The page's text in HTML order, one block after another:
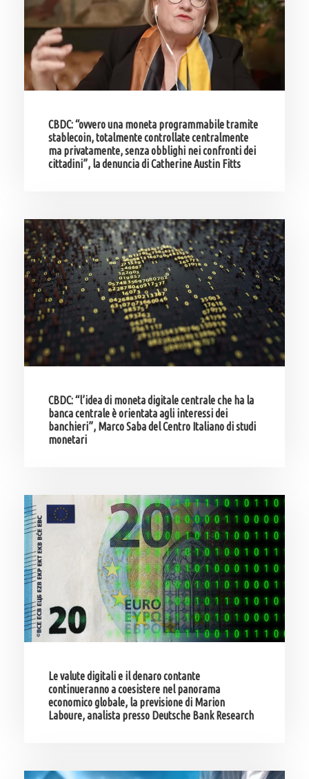
CBDC: “ovvero una moneta programmabile tramite
stablecoin, totalmente controllate centralmente
ma privatamente, senza obblighi nei confronti dei
cittadini”, la denuncia di Catherine Austin Fitts
CBDC: “l’idea di moneta digitale centrale che ha la
banca centrale è orientata agli interessi dei
banchieri”, Marco Saba del Centro Italiano di studi
monetari
Le valute digitali e il denaro contante
continueranno a coesistere nel panorama
economico globale, la previsione di Marion
Laboure, analista presso Deutsche Bank Research